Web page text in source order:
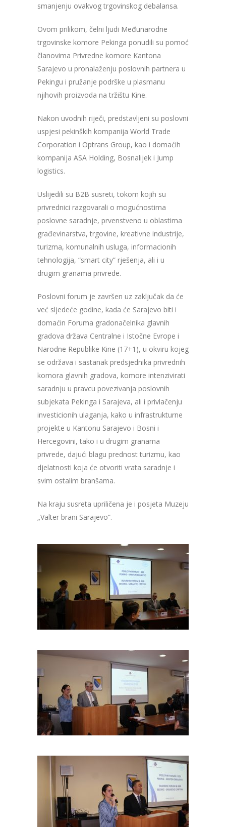
smanjenju ovakvog trgovinskog debalansa.
Ovom prilikom, čelni ljudi Međunarodne
trgovinske komore Pekinga ponudili su pomoć
članovima Privredne komore Kantona
Sarajevo u pronalaženju poslovnih partnera u
Pekingu i pružanje podrške u plasmanu
njihovih proizvoda na tržištu Kine.
Nakon uvodnih riječi, predstavljeni su poslovni
uspjesi pekinških kompanija World Trade
Corporation i Optrans Group, kao i domaćih
kompanija ASA Holding, Bosnalijek i Jump
logistics.
Uslijedili su B2B susreti, tokom kojih su
privrednici razgovarali o mogućnostima
poslovne saradnje, prvenstveno u oblastima
građevinarstva, trgovine, kreativne industrije,
turizma, komunalnih usluga, informacionih
tehnologija, “smart city” rješenja, ali i u
drugim granama privrede.
Poslovni forum je završen uz zaključak da će
već sljedeće godine, kada će Sarajevo biti i
domaćin Foruma gradonačelnika glavnih
gradova država Centralne i Istočne Evrope i
Narodne Republike Kine (17+1), u okviru kojeg
se održava i sastanak predsjednika privrednih
komora glavnih gradova, komore intenzivirati
saradnju u pravcu povezivanja poslovnih
subjekata Pekinga i Sarajeva, ali i privlačenju
investicionih ulaganja, kako u infrastrukturne
projekte u Kantonu Sarajevo i Bosni i
Hercegovini, tako i u drugim granama
privrede, dajući blagu prednost turizmu, kao
djelatnosti koja će otvoriti vrata saradnje i
svim ostalim branšama.
Na kraju susreta upriličena je i posjeta Muzeju
„Valter brani Sarajevo“.